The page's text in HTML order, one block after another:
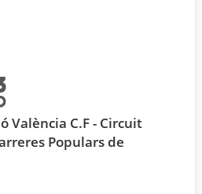
València C.F - Circuit
Populars de